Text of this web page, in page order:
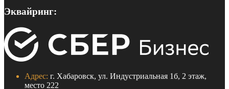
Эквайринг:
Адрес: г. Хабаровск, ул. Индустриальная 1б, 2 этаж,
место 222